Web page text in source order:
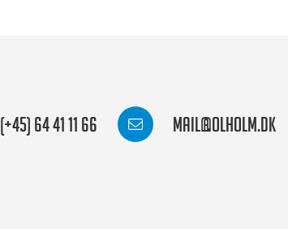
(+45) 64 41 11 66 mail@olholm.dk